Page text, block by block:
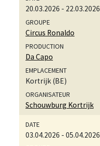
20.03.2026 - 22.03.2026
Circus Ronaldo
Da Capo
Kortrijk (BE)
Schouwburg Kortrijk
03.04.2026 - 05.04.2026